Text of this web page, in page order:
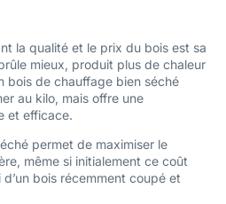
la qualité et le prix du bois est sa
mieux, produit plus de chaleur
bois de chauffage bien séché
au kilo, mais offre une
et efficace.
permet de maximiser le
même si initialement ce coût
bois récemment coupé et